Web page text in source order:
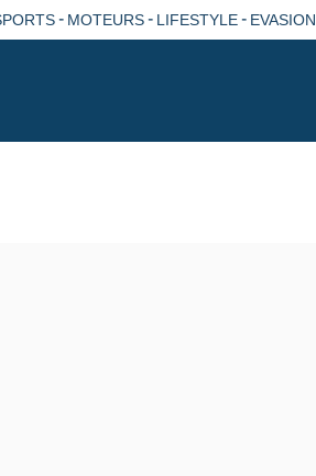
- MOTEURS- LIFESTYLE- EVASION